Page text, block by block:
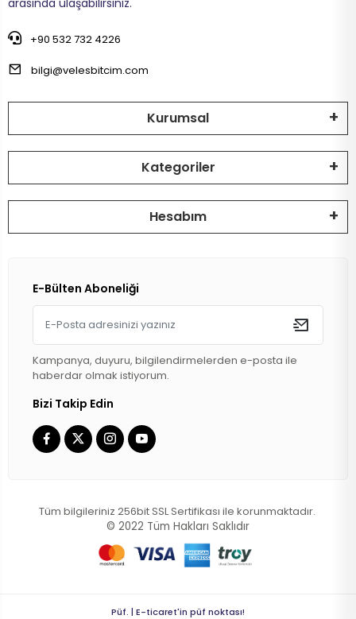
arasında ulaşabilirsiniz.
+90 532 732 4226
bilgi@velesbitcim.com
Kurumsal
Kategoriler
Hesabım
E-Bülten Aboneliği
Kampanya, duyuru, bilgilendirmelerden e-posta ile
haberdar olmak istiyorum.
Bizi Takip Edin
Tüm bilgileriniz 256bit SSL Sertifikası ile korunmaktadır.
© 2022 Tüm Hakları Saklıdır
Püf. | E-ticaret'in püf noktası!